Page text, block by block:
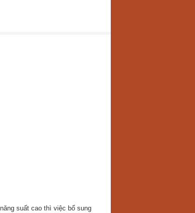
suất cao thì việc bổ sung